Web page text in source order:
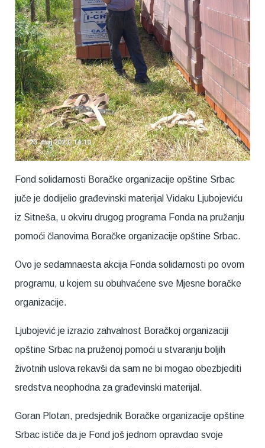
Fond solidarnosti Boračke organizacije opštine Srbac
juče je dodijelio građevinski materijal Vidaku Ljubojeviću
iz Sitneša, u okviru drugog programa Fonda na pružanju
pomoći članovima Boračke organizacije opštine Srbac.
Ovo je sedamnaesta akcija Fonda solidarnosti po ovom
programu, u kojem su obuhvaćene sve Mjesne boračke
organizacije.
Ljubojević je izrazio zahvalnost Boračkoj organizaciji
opštine Srbac na pruženoj pomoći u stvaranju boljih
životnih uslova rekavši da sam ne bi mogao obezbjediti
sredstva neophodna za građevinski materijal.
Goran Plotan, predsjednik Boračke organizacije opštine
Srbac ističe da je Fond još jednom opravdao svoje